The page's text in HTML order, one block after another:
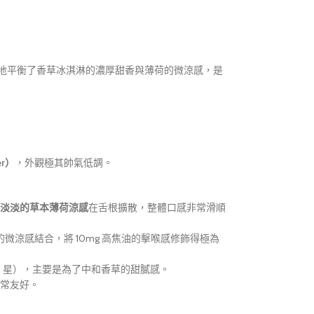
平衡了香草冰淇淋的濃厚甜香與薄荷的微涼感，是
，外觀極其帥氣低調。
淡淡的草本薄荷涼感在舌根擴散，整體口感非常滑順
涼感結合，將 10mg 高焦油的擊喉感修飾得極為
），主要是為了中和香草的甜膩感。
友好。